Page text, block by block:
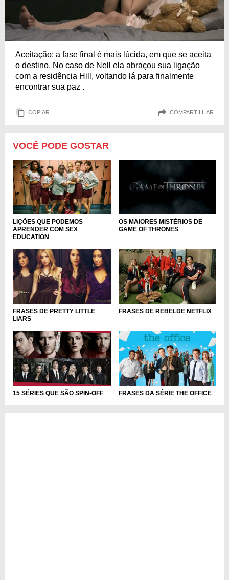
Aceitação: a fase final é mais lúcida, em que se aceita
o destino. No caso de Nell ela abraçou sua ligação
com a residência Hill, voltando lá para finalmente
encontrar sua paz .
COPIAR COMPARTILHAR
VOCÊ PODE GOSTAR
LIÇÕES QUE PODEMOS
APRENDER COM SEX
EDUCATION
OS MAIORES MISTÉRIOS DE
GAME OF THRONES
FRASES DE PRETTY LITTLE
LIARS
FRASES DE REBELDE NETFLIX
15 SÉRIES QUE SÃO SPIN-OFF FRASES DA SÉRIE THE OFFICE